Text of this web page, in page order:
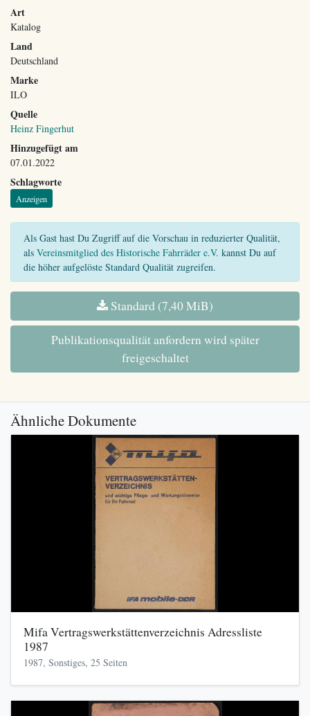
Art
Katalog
Land
Deutschland
Marke
ILO
Quelle
Heinz Fingerhut
Hinzugefügt am
07.01.2022
Schlagworte
Anzeigen
Als Gast hast Du Zugriff auf die Vorschau in reduzierter Qualität,
als Vereinsmitglied des Historische Fahrräder e.V. kannst Du auf
die höher aufgelöste Standard Qualität zugreifen.
Standard (7,40 MiB)
Publikationsqualität anfordern wird später
freigeschaltet
Ähnliche Dokumente
Mifa Vertragswerkstättenverzeichnis Adressliste
1987
1987, Sonstiges, 25 Seiten